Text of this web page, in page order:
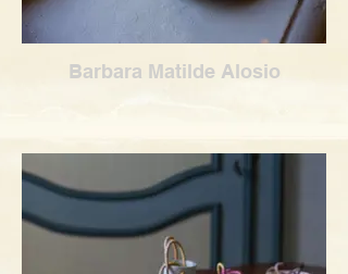
Barbara Matilde Alosio